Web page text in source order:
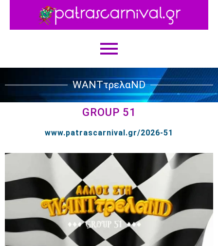
WANTτρελαND
GROUP 51
www.patrascarnival.gr/2026-51